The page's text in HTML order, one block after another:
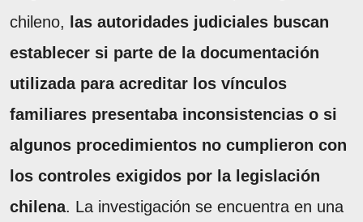
chileno,
las autoridades judiciales buscan
establecer si parte de la documentación
utilizada para acreditar los vínculos
familiares presentaba inconsistencias o si
algunos procedimientos no cumplieron con
los controles exigidos por la legislación
chilena. La investigación se encuentra en una